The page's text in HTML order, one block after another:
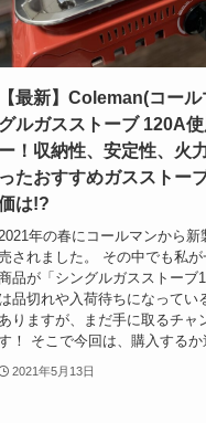
【最新】Coleman(コー
グルガスストーブ 120A
ー！収納性、安定性、火
ったおすすめガスストー
は!?
2021年の春にコールマンから新
されました。 その中でも私
品が「シングルガスストーブ
は品切れや入荷待ちになってい
ありますが、まだ手に取るチャ
！ そこで今回は、購入するか
2021年5月13日